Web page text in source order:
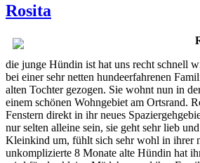
Rosita
die junge Hündin ist hat uns recht schnell
bei einer sehr netten hundeerfahrenen
alten Tochter gezogen. Sie wohnt nun in
einem schönen Wohngebiet am Ortsrand.
Fenstern direkt in ihr neues
nur selten alleine sein, sie geht sehr lieb
Kleinkind um, fühlt sich sehr wohl in ihrer
unkomplizierte 8 Monate alte Hündin hat